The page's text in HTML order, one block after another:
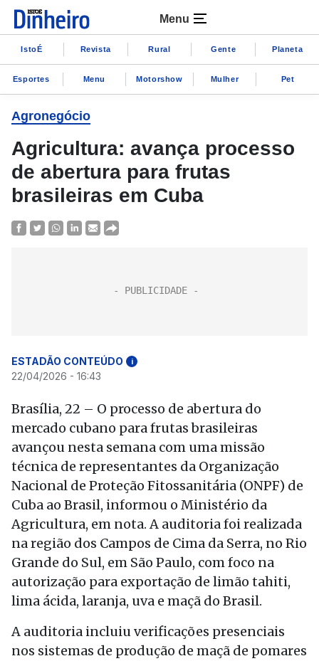
Menu
IstoÉ Revista Rural Gente Planeta
Esportes Menu Motorshow Mulher Pet
Agronegócio
Agricultura: avança processo
de abertura para frutas
brasileiras em Cuba
ESTADÃO CONTEÚDO i
22/04/2026 - 16:43
Brasília, 22 – O processo de abertura do
mercado cubano para frutas brasileiras
avançou nesta semana com uma missão
técnica de representantes da Organização
Nacional de Proteção Fitossanitária (ONPF) de
Cuba ao Brasil, informou o Ministério da
Agricultura, em nota. A auditoria foi realizada
na região dos Campos de Cima da Serra, no Rio
Grande do Sul, em São Paulo, com foco na
autorização para exportação de limão tahiti,
lima ácida, laranja, uva e maçã do Brasil.
A auditoria incluiu verificações presenciais
nos sistemas de produção de maçã de pomares